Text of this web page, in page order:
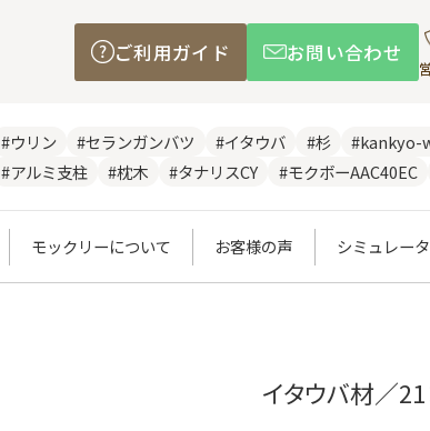
ご利用ガイド お問い合わせ
#ウリン #セランガンバツ #イタウバ #杉 #kankyo-
#アルミ支柱
#枕木 #タナリスCY #モクボーAAC40EC
モックリーについて お客様の声 シミュレー
イタウバ材／